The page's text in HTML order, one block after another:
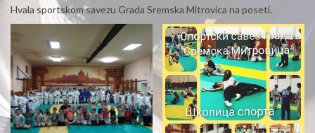
Hvala sportskom savezu Grada Sremska Mitrovica na poseti.